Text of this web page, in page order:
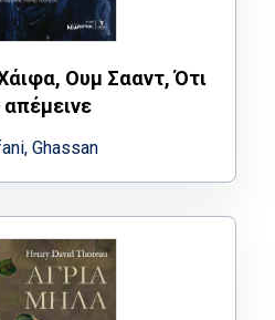
Ουμ Σααντ, Ότι
Ghassan